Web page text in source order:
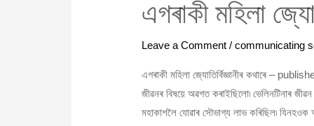
এগৰাকী মহিলা
Leave a Comment /communicating
এগৰাকী মহিলা জ্যোতিৰ্বিজ্ঞানীৰ কথাৰে –
জীৱনৰ বিষয়ে অৱগত কৰাইছিলো৷ ভেলিনটিনাৰ
মহাকাশলৈ যোৱাৰ সৌভাগ্য লাভ কৰিছিল৷